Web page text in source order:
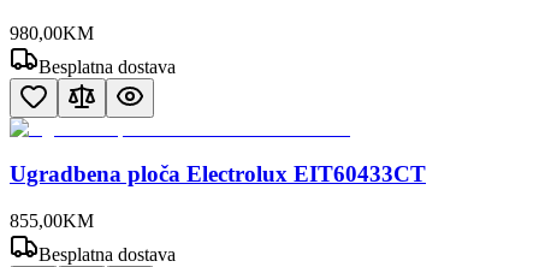
980,00KM
Besplatna dostava
Ugradbena ploča Electrolux EIT60433CT
855,00KM
Besplatna dostava